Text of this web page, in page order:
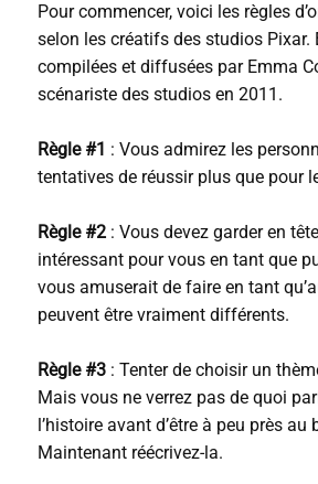
Pour commencer, voici les règles
selon les créatifs des studios Pixar.
compilées et diffusées par Emma
scénariste des studios en 2011.
Règle #1 : Vous admirez les
tentatives de réussir plus que pour
Règle #2: Vous devez garder en
intéressant pour vous en tant que
vous amuserait de faire en tant
peuvent être vraiment différents.
Règle #3: Tenter de choisir un
Mais vous ne verrez pas de quoi
l’histoire avant d’être à peu près au
Maintenant réécrivez-la.